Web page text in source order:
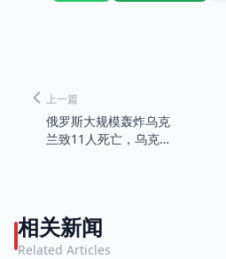
上一篇
俄罗斯大规模轰炸乌克
兰致11人死亡，乌克兰
相关新闻
Related Articles